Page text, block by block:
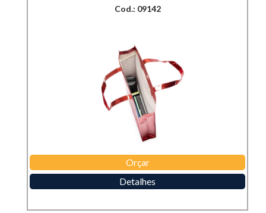
Cod.: 09142
Orçar
Detalhes